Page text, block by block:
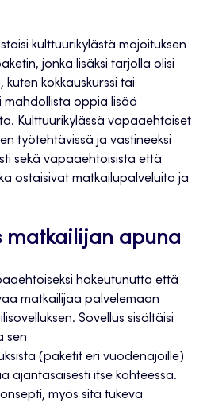
kulttuurikylästä majoituksen
jonka lisäksi tarjolla olisi
kuten kokkauskurssi tai
mahdollista oppia lisää
Kulttuurikylässä vapaaehtoiset
työtehtävissä ja vastineeksi
sekä vapaaehtoisista että
ostaisivat matkailupalveluita ja
matkailijan apuna
hakeutunutta että
matkailijaa palvelemaan
Sovellus sisältäisi
sen
(paketit eri vuodenajoille)
ajantasaisesti itse kohteessa.
myös sitä tukeva